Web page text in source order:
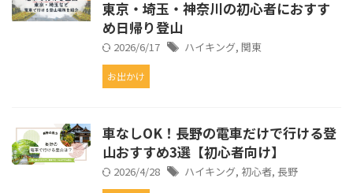
東京・埼玉・神奈川の初心者におすす
め日帰り登山
2026/6/17 ハイキング, 関東
お出かけ
車なしOK！長野の電車だけで行ける登
山おすすめ3選【初心者向け】
2026/4/28 ハイキング, 初心者, 長野